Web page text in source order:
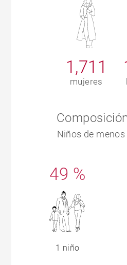
1,711
mujeres
Niños de
49 %
1 niño